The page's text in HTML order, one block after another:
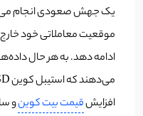
یک جهش صعودی انجام
موقعیت معاملاتی خود
ادامه دهد. به‌ هر حال
افزایشقیمت بیت کوینو